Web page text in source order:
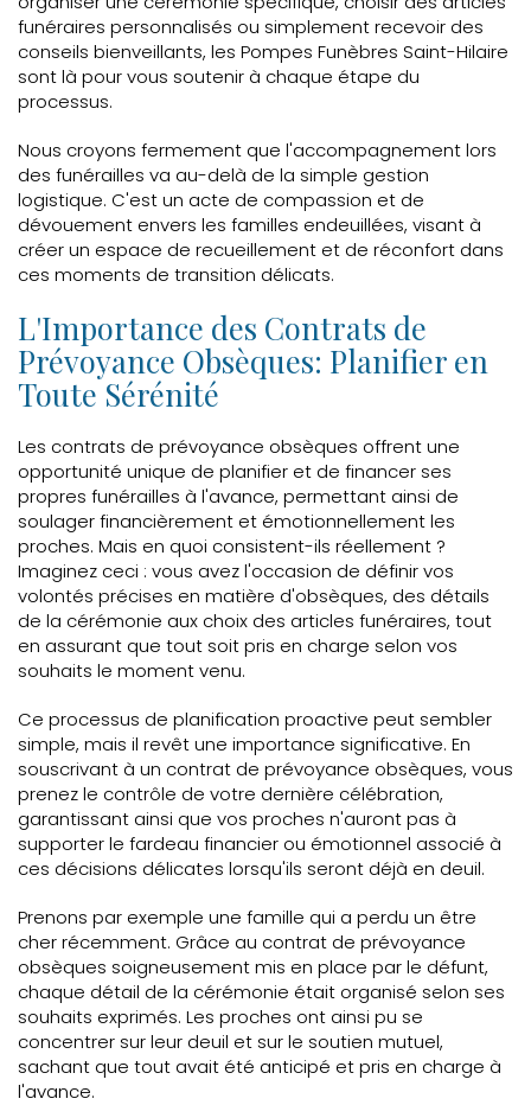
funéraires personnalisés ou simplement recevoir des
conseils bienveillants, les Pompes Funèbres Saint-Hilaire
sont là pour vous soutenir à chaque étape du
processus.
Nous croyons fermement que l'accompagnement lors
des funérailles va au-delà de la simple gestion
logistique. C'est un acte de compassion et de
dévouement envers les familles endeuillées, visant à
créer un espace de recueillement et de réconfort dans
ces moments de transition délicats.
L'Importance des Contrats de
Prévoyance Obsèques: Planifier en
Toute Sérénité
Les contrats de prévoyance obsèques offrent une
opportunité unique de planifier et de financer ses
propres funérailles à l'avance, permettant ainsi de
soulager financièrement et émotionnellement les
proches. Mais en quoi consistent-ils réellement ?
Imaginez ceci : vous avez l'occasion de définir vos
volontés précises en matière d'obsèques, des détails
de la cérémonie aux choix des articles funéraires, tout
en assurant que tout soit pris en charge selon vos
souhaits le moment venu.
Ce processus de planification proactive peut sembler
simple, mais il revêt une importance significative. En
souscrivant à un contrat de prévoyance obsèques, vous
prenez le contrôle de votre dernière célébration,
garantissant ainsi que vos proches n'auront pas à
supporter le fardeau financier ou émotionnel associé à
ces décisions délicates lorsqu'ils seront déjà en deuil.
Prenons par exemple une famille qui a perdu un être
cher récemment. Grâce au contrat de prévoyance
obsèques soigneusement mis en place par le défunt,
chaque détail de la cérémonie était organisé selon ses
souhaits exprimés. Les proches ont ainsi pu se
concentrer sur leur deuil et sur le soutien mutuel,
sachant que tout avait été anticipé et pris en charge à
l'avance.